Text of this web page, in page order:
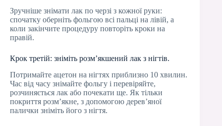
Зручніше знімати лак по черзі з кожної руки:
спочатку оберніть фольгою всі пальці на лівій, а
коли закінчите процедуру повторіть кроки на
правій.
Крок третій: зніміть розм’якшений лак з нігтів.
Потримайте ацетон на нігтях приблизно 10 хвилин.
Час від часу знімайте фольгу і перевіряйте,
розчиняється лак або почекати ще. Як тільки
покриття розм’якне, з допомогою дерев’яної
палички зніміть його з нігтя.